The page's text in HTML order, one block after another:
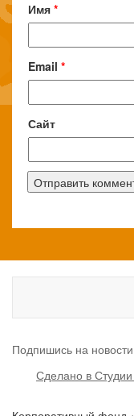
Имя *
Email *
Сайт
Подпишись на
Сделано в